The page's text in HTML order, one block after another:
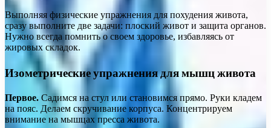
Выполняя физические упражнения для похудения живота,
сразу выполните две задачи: плоский живот и защита органов.
Нужно всегда помнить о своем здоровье, избавляясь от
жировых складок.
Изометрические упражнения для мышц живота
Первое. Садимся на стул или становимся прямо. Руки кладем
на пояс. Делаем скручивание корпуса. Концентрируем
внимание на мышцах пресса живота.